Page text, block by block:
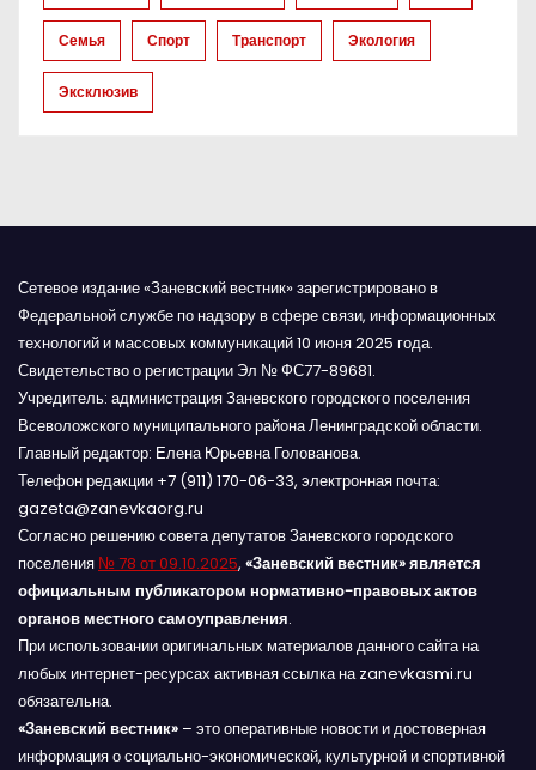
и
с
я
Семья Спорт Транспорт Экология
Эксклюзив
Сетевое издание «Заневский вестник» зарегистрировано в
Федеральной службе по надзору в сфере связи, информационных
технологий и массовых коммуникаций 10 июня 2025 года.
Свидетельство о регистрации Эл № ФС77-89681.
Учредитель: администрация Заневского городского поселения
Всеволожского муниципального района Ленинградской области.
Главный редактор: Елена Юрьевна Голованова.
Телефон редакции +7 (911) 170-06-33, электронная почта:
gazeta@zanevkaorg.ru
Согласно решению совета депутатов Заневского городского
поселения № 78 от 09.10.2025, «Заневский вестник» является
официальным публикатором нормативно-правовых актов
органов местного самоуправления.
При использовании оригинальных материалов данного сайта на
любых интернет-ресурсах активная ссылка на zanevkasmi.ru
обязательна.
«Заневский вестник» – это оперативные новости и достоверная
информация о социально-экономической, культурной и спортивной